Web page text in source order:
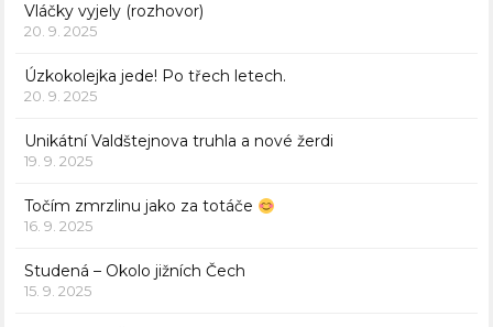
Vláčky vyjely (rozhovor)
20. 9. 2025
Úzkokolejka jede! Po třech letech.
20. 9. 2025
Unikátní Valdštejnova truhla a nové žerdi
19. 9. 2025
Točím zmrzlinu jako za totáče
16. 9. 2025
Studená – Okolo jižních Čech
15. 9. 2025